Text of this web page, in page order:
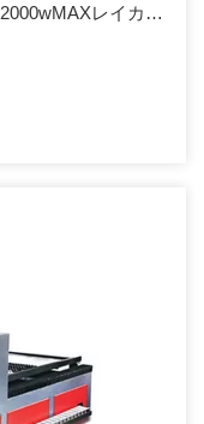
レイカス